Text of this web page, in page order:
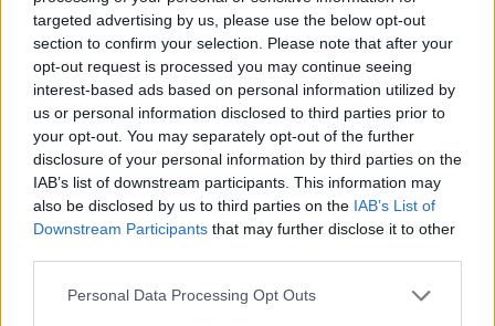
targeted advertising by us, please use the below opt-out
section to confirm your selection. Please note that after your
opt-out request is processed you may continue seeing
interest-based ads based on personal information utilized by
us or personal information disclosed to third parties prior to
your opt-out. You may separately opt-out of the further
disclosure of your personal information by third parties on the
IAB’s list of downstream participants. This information may
also be disclosed by us to third parties on the IAB’s List of
Downstream Participants that may further disclose it to other
Personal Data Processing Opt Outs
STORIES 08.11.2024 13:59
PARAPOLITIKA NEWSROOM
Άγιος Παΐσιος, ο ασυρματιστής του Θεού
- A' ΜΕΡΟΣ
Εγγραφή στο newsletter